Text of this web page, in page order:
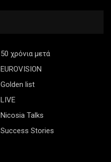
50 χρόνια μετά
EUROVISION
Golden list
LIVE
Nicosia Talks
Success Stories